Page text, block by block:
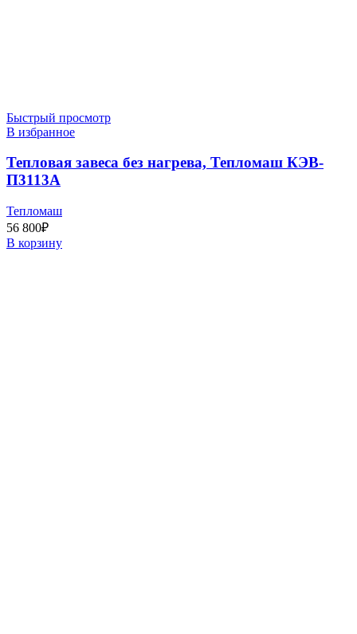
Быстрый просмотр
В избранное
Тепловая завеса без нагрева, Тепломаш КЭВ-
П3113А
Тепломаш
56 800₽
В корзину